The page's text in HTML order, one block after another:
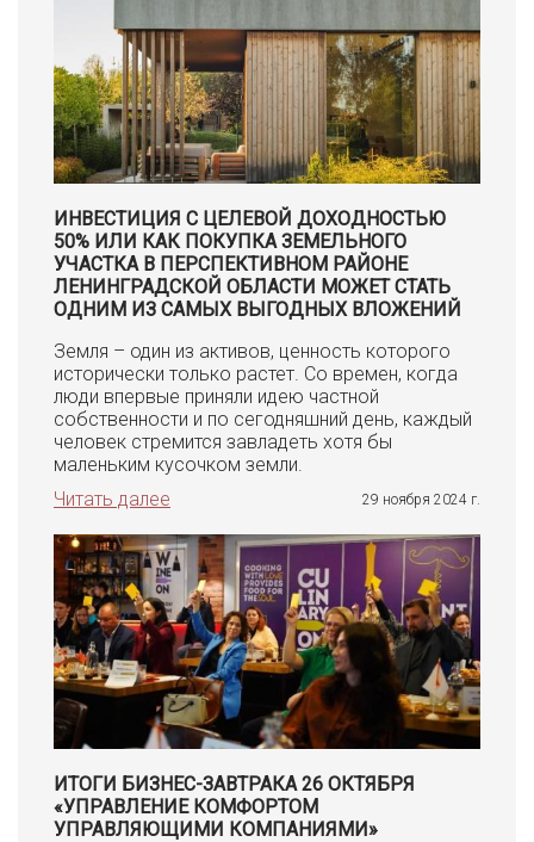
ИНВЕСТИЦИЯ С ЦЕЛЕВОЙ ДОХОДНОСТЬЮ
50% ИЛИ КАК ПОКУПКА ЗЕМЕЛЬНОГО
УЧАСТКА В ПЕРСПЕКТИВНОМ РАЙОНЕ
ЛЕНИНГРАДСКОЙ ОБЛАСТИ МОЖЕТ СТАТЬ
ОДНИМ ИЗ САМЫХ ВЫГОДНЫХ ВЛОЖЕНИЙ
Земля – один из активов, ценность которого
исторически только растет. Со времен, когда
люди впервые приняли идею частной
собственности и по сегодняшний день, каждый
человек стремится завладеть хотя бы
маленьким кусочком земли.
Читать далее
29 ноября 2024 г.
ИТОГИ БИЗНЕС-ЗАВТРАКА 26 ОКТЯБРЯ
«УПРАВЛЕНИЕ КОМФОРТОМ
УПРАВЛЯЮЩИМИ КОМПАНИЯМИ»